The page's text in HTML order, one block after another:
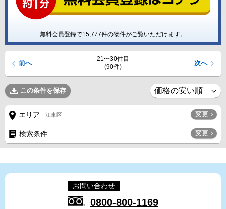
無料会員登録で15,777件の物件がご覧いただけます。
21〜30件目
(90件)
前へ 次へ
この条件を保存
エリア 江東区 変更
検索条件 変更
お問い合わせ
0800-800-1169